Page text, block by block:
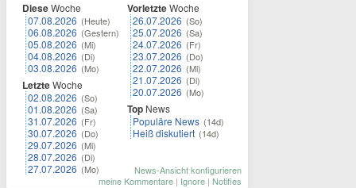
DieseWoche
07.08.2026 (Heute)
06.08.2026 (Gestern)
05.08.2026 (Mi)
04.08.2026 (Di)
03.08.2026 (Mo)
LetzteWoche
02.08.2026 (So)
01.08.2026 (Sa)
31.07.2026 (Fr)
30.07.2026 (Do)
29.07.2026 (Mi)
28.07.2026 (Di)
27.07.2026 (Mo)
VorletzteWoche
26.07.2026 (So)
25.07.2026 (Sa)
24.07.2026 (Fr)
23.07.2026 (Do)
22.07.2026 (Mi)
21.07.2026 (Di)
20.07.2026 (Mo)
Top News
Populäre News (14d)
Heiß diskutiert (14d)
News-Ansicht konfigurieren
meine Kommentare | Ignore | Notifies